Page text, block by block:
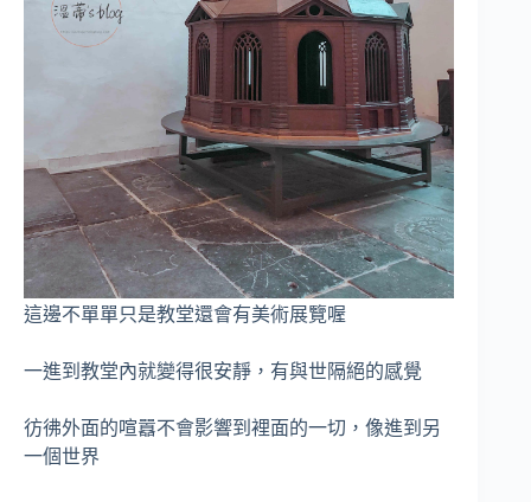
這邊不單單只是教堂還會有美術展覽喔
一進到教堂內就變得很安靜，有與世隔絕的感覺
彷彿外面的喧囂不會影響到裡面的一切，像進到另
一個世界